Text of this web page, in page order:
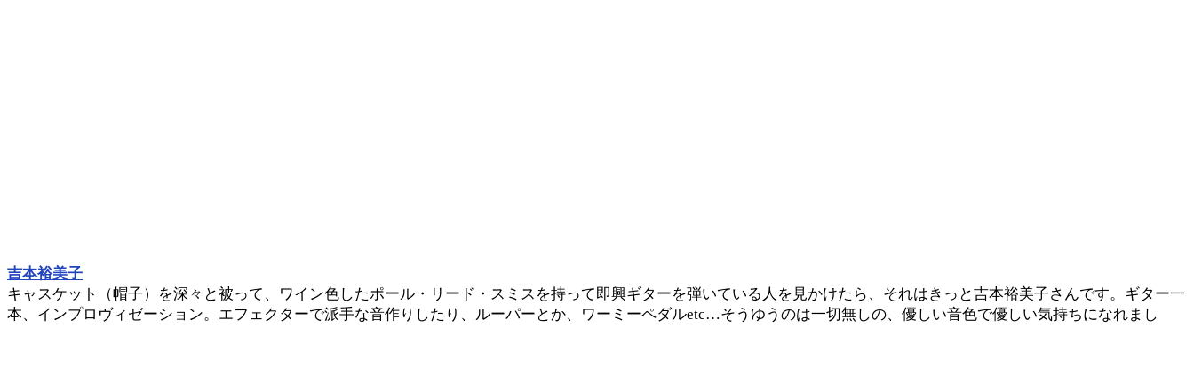
吉本裕美子
キャスケット（帽子）を深々と被って、ワイン色したポール・リード・スミスを持って即興ギターを弾いている人を見かけたら、それはきっと吉本裕美子さんです。ギター一
本、インプロヴィゼーション。エフェクターで派手な音作りしたり、ルーパーとか、ワーミーペダルetc…そうゆうのは一切無しの、優しい音色で優しい気持ちになれまし